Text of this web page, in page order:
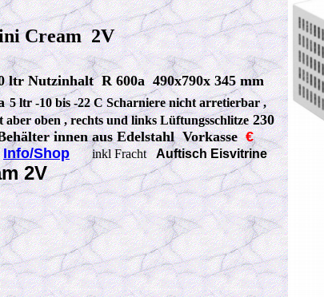
Cream 2V
ltr Nutzinhalt R 600a 490x790x 345 mm
5 ltr -10 bis -22 C Scharniere nicht arretierbar ,
aber oben , rechts und links Lüftungsschlitze230
innen aus Edelstahl Vorkasse €
Info/Shop inkl FrachtAuftisch Eisvitrine
2V